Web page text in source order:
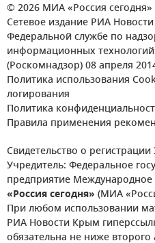
© 2026 МИА «Россия сегодня»
Сетевое издание РИА
Федеральной службе по
информационных
(Роскомнадзор) 08 апреля
Политика использования
логирования
Политика
Правила применения
Свидетельство о
Учредитель: Федеральное
предприятие
«Россия сегодня» (МИА
При любом использовании
РИА Новости Крым
обязательна не ниже второго